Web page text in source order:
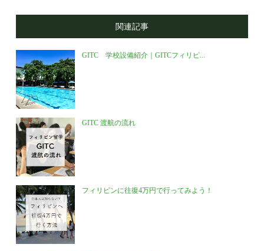
関連記事
GITC 学校設備紹介｜GITCフィリピ...
GITC 渡航の流れ
フィリピンに往復4万円で行ってみよう！